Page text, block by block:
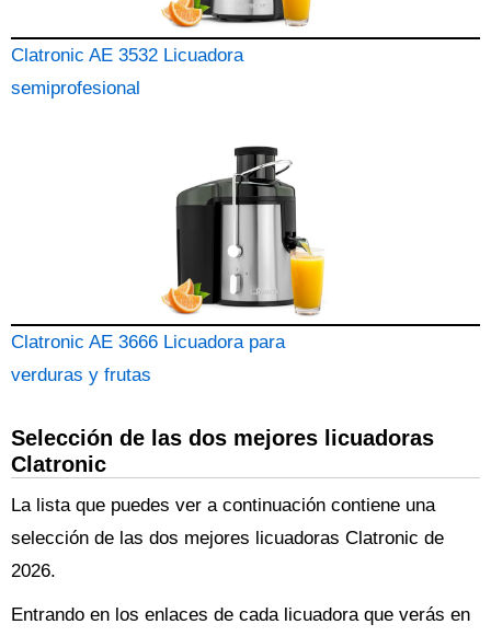
Clatronic AE 3532 Licuadora
semiprofesional
Clatronic AE 3666 Licuadora para
verduras y frutas
Selección de las dos mejores licuadoras
Clatronic
La lista que puedes ver a continuación contiene una
selección de las dos mejores licuadoras Clatronic de
2026.
Entrando en los enlaces de cada licuadora que verás en